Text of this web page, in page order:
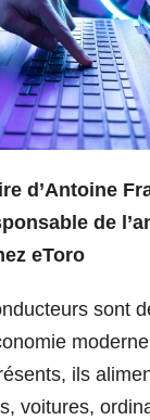
d’Antoine
de
eToro
sont
ils
voitures,